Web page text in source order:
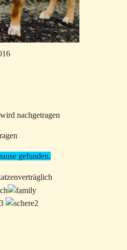
nachgetragen
gefunden.